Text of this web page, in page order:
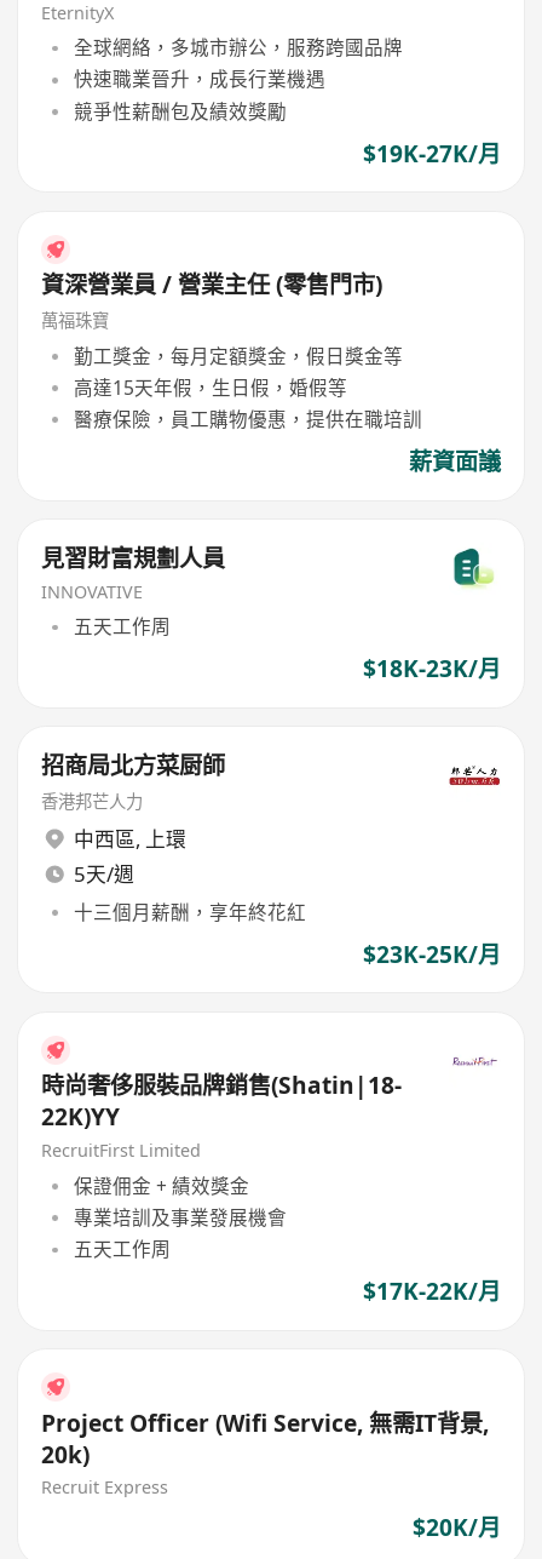
EternityX
全球網絡，多城市辦公，服務跨國品牌
快速職業晉升，成長行業機遇
競爭性薪酬包及績效獎勵
$19K-27K/月
資深營業員 / 營業主任 (零售門市)
萬福珠寶
勤工獎金，每月定額獎金，假日獎金等
高達15天年假，生日假，婚假等
醫療保險，員工購物優惠，提供在職培訓
薪資面議
見習財富規劃人員
INNOVATIVE
五天工作周
$18K-23K/月
招商局北方菜厨師
香港邦芒人力
中西區, 上環
5天/週
十三個月薪酬，享年終花紅
$23K-25K/月
時尚奢侈服裝品牌銷售(Shatin|18-
22K)YY
RecruitFirst Limited
保證佣金 + 績效獎金
專業培訓及事業發展機會
五天工作周
$17K-22K/月
Project Officer (Wifi Service, 無需IT背景,
20k)
Recruit Express
$20K/月